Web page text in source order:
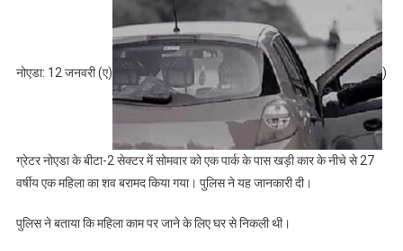
नोएडा: 12 जनवरी (ए) )
ग्रेटर नोएडा के बीटा-2 सेक्टर में सोमवार को एक पार्क के पास खड़ी कार के नीचे से 27
वर्षीय एक महिला का शव बरामद किया गया। पुलिस ने यह जानकारी दी।
पुलिस ने बताया कि महिला काम पर जाने के लिए घर से निकली थी।